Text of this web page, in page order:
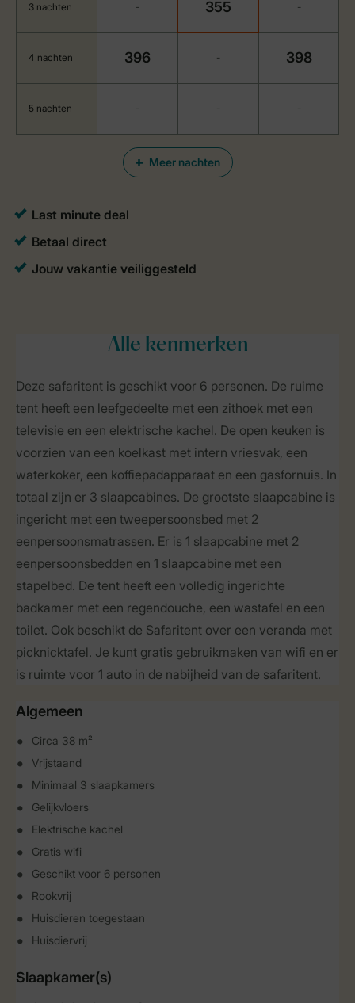
Meer nachten
3 nachten - 355 -
4 nachten 396 - 398
5 nachten - - -
Alle kenmerken
Deze safaritent is geschikt voor 6 personen. De ruime
tent heeft een leefgedeelte met een zithoek met een
televisie en een elektrische kachel. De open keuken is
voorzien van een koelkast met intern vriesvak, een
waterkoker, een koffiepadapparaat en een gasfornuis. In
totaal zijn er 3 slaapcabines. De grootste slaapcabine is
ingericht met een tweepersoonsbed met 2
eenpersoonsmatrassen. Er is 1 slaapcabine met 2
eenpersoonsbedden en 1 slaapcabine met een
stapelbed. De tent heeft een volledig ingerichte
badkamer met een regendouche, een wastafel en een
toilet. Ook beschikt de Safaritent over een veranda met
picknicktafel. Je kunt gratis gebruikmaken van wifi en er
is ruimte voor 1 auto in de nabijheid van de safaritent.
Algemeen
Circa 38 m²
Vrijstaand
Minimaal 3 slaapkamers
Gelijkvloers
Elektrische kachel
Gratis wifi
Geschikt voor 6 personen
Rookvrij
Huisdieren toegestaan
Huisdiervrij
Slaapkamer(s)